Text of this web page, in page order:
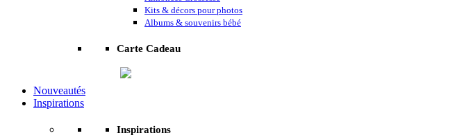
Kits & décors pour photos
Albums & souvenirs bébé
Carte Cadeau
Nouveautés
Inspirations
Inspirations